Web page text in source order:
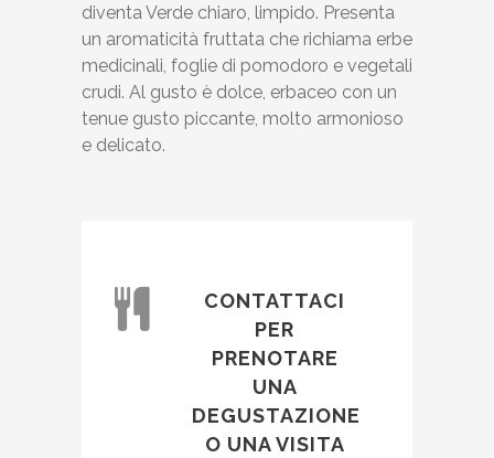
diventa Verde chiaro, limpido. Presenta
un aromaticità fruttata che richiama erbe
medicinali, foglie di pomodoro e vegetali
crudi. Al gusto è dolce, erbaceo con un
tenue gusto piccante, molto armonioso
e delicato.
CONTATTACI
PER
PRENOTARE
UNA
DEGUSTAZIONE
O UNA VISITA